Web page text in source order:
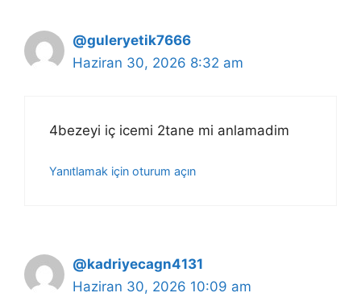
@guleryetik7666
Haziran 30, 2026 8:32 am
4bezeyi iç icemi 2tane mi anlamadim
Yanıtlamak için oturum açın
@kadriyecagn4131
Haziran 30, 2026 10:09 am